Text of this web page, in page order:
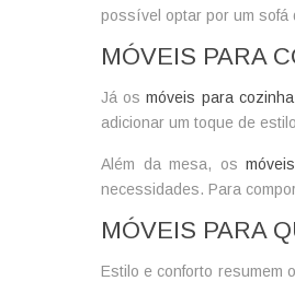
possível optar por um sofá
MÓVEIS PARA
Já osmóveis para cozinha
adicionar um toque de
Além da mesa, os
necessidades. Para
MÓVEIS PARA
Estilo e conforto resumem